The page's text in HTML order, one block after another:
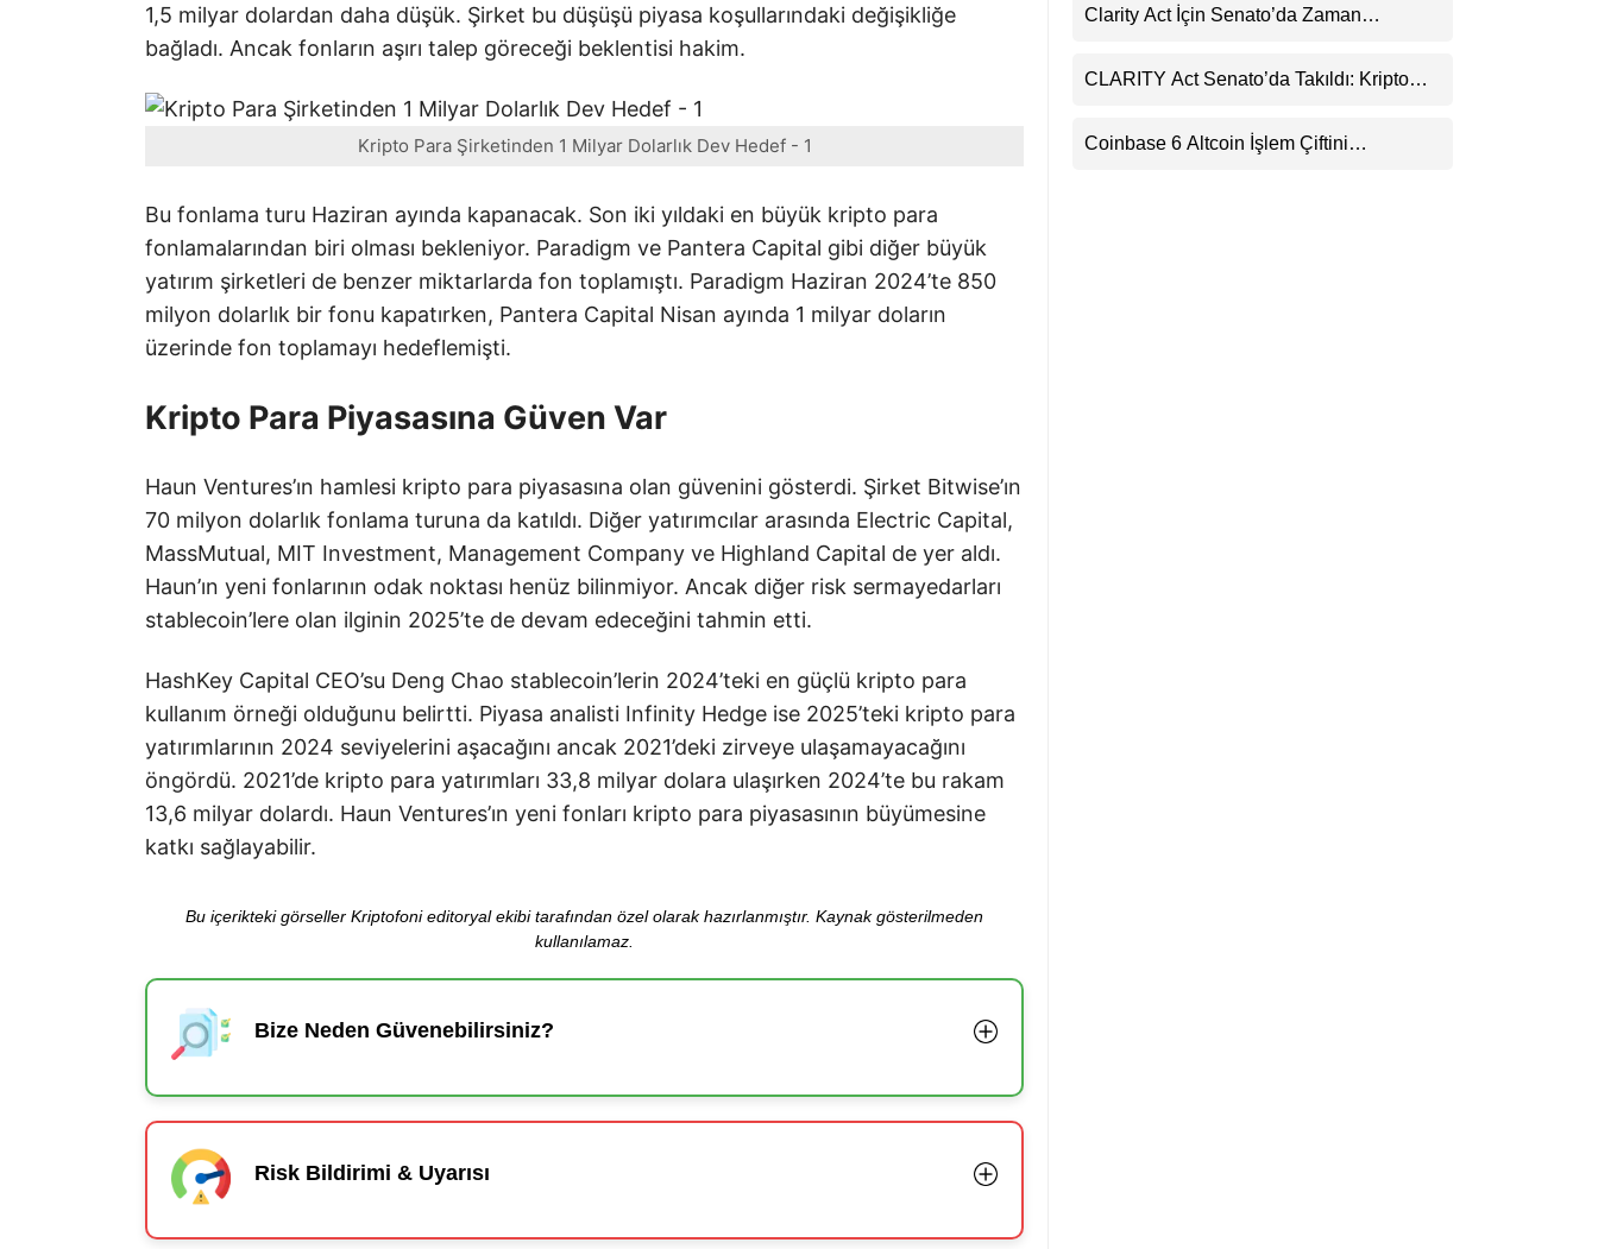
1,5 milyar dolardan daha düşük. Şirket bu düşüşü piyasa koşullarındaki değişikliğe
bağladı. Ancak fonların aşırı talep göreceği beklentisi hakim.
Kripto Para Şirketinden 1 Milyar Dolarlık Dev Hedef - 1
Bu fonlama turu Haziran ayında kapanacak. Son iki yıldaki en büyük kripto para
fonlamalarından biri olması bekleniyor. Paradigm ve Pantera Capital gibi diğer büyük
yatırım şirketleri de benzer miktarlarda fon toplamıştı. Paradigm Haziran 2024’te 850
milyon dolarlık bir fonu kapatırken, Pantera Capital Nisan ayında 1 milyar doların
üzerinde fon toplamayı hedeflemişti.
Kripto Para Piyasasına Güven Var
Haun Ventures’ın hamlesi kripto para piyasasına olan güvenini gösterdi. Şirket Bitwise’ın
70 milyon dolarlık fonlama turuna da katıldı. Diğer yatırımcılar arasında Electric Capital,
MassMutual, MIT Investment, Management Company ve Highland Capital de yer aldı.
Haun’ın yeni fonlarının odak noktası henüz bilinmiyor. Ancak diğer risk sermayedarları
stablecoin’lere olan ilginin 2025’te de devam edeceğini tahmin etti.
HashKey Capital CEO’su Deng Chao stablecoin’lerin 2024’teki en güçlü kripto para
kullanım örneği olduğunu belirtti. Piyasa analisti Infinity Hedge ise 2025’teki kripto para
yatırımlarının 2024 seviyelerini aşacağını ancak 2021’deki zirveye ulaşamayacağını
öngördü. 2021’de kripto para yatırımları 33,8 milyar dolara ulaşırken 2024’te bu rakam
13,6 milyar dolardı. Haun Ventures’ın yeni fonları kripto para piyasasının büyümesine
katkı sağlayabilir.
Bu içerikteki görseller Kriptofoni editoryal ekibi tarafından özel olarak hazırlanmıştır. Kaynak gösterilmeden
kullanılamaz.
Bize Neden Güvenebilirsiniz?
Risk Bildirimi & Uyarısı
Clarity Act İçin Senato’da Zaman
CLARITY Act Senato’da Takıldı: Kripto
Coinbase 6 Altcoin İşlem Çiftini